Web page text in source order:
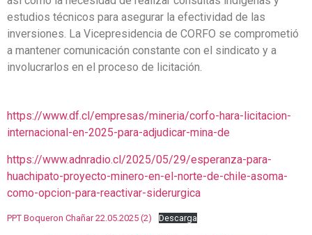
estudios técnicos para asegurar la efectividad de las
inversiones. La Vicepresidencia de CORFO se comprometió
a mantener comunicación constante con el sindicato y a
involucrarlos en el proceso de licitación.
https://www.df.cl/empresas/mineria/corfo-hara-licitacion-
internacional-en-2025-para-adjudicar-mina-de
https://www.adnradio.cl/2025/05/29/esperanza-para-
huachipato-proyecto-minero-en-el-norte-de-chile-asoma-
como-opcion-para-reactivar-siderurgica
PPT Boqueron Chañar 22.05.2025 (2) Descarga